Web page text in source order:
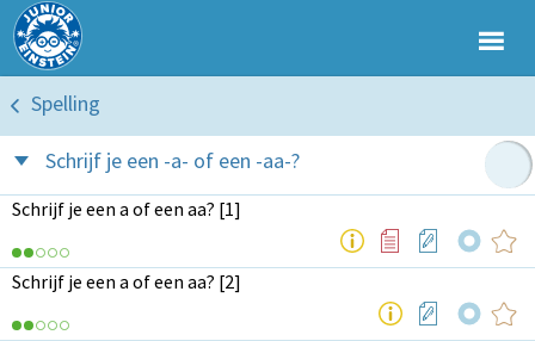
Spelling
Schrijf je een -a- of een -aa-?
Schrijf je een a of een aa? [1]
Schrijf je een a of een aa? [2]